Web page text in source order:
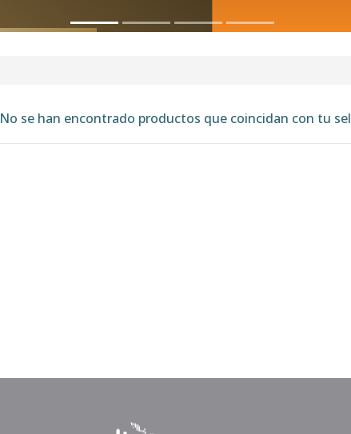
No se han encontrado productos que coincidan con tu